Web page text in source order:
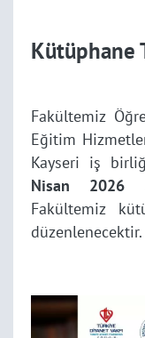
Kütüphane
Fakültemiz
Eğitim
Kayseri iş
Nisan 2026
Fakültemiz
düzenlenecektir.